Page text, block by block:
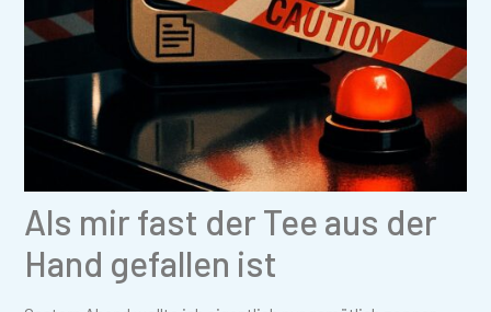
Als mir fast der Tee aus der
Hand gefallen ist